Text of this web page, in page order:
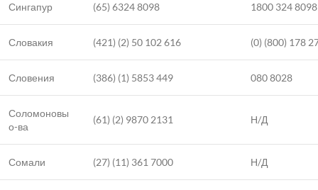
Сингапур (65) 6324 8098 1800 324 8098
Словакия (421) (2) 50 102 616 (0) (800) 178
Словения (386) (1) 5853 449 080 8028
Соломоновы
о-ва
(61) (2) 9870 2131 Н/Д
Сомали (27) (11) 361 7000 Н/Д